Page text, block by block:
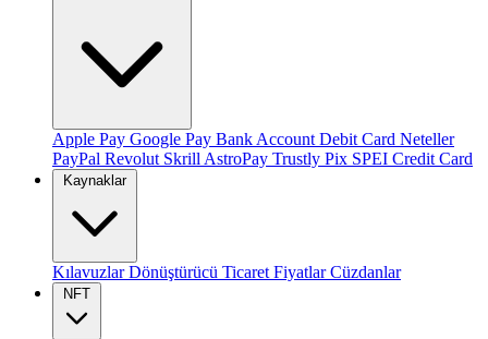
Apple Pay Google Pay Bank Account Debit Card Neteller
PayPal Revolut Skrill AstroPay Trustly Pix SPEI Credit Card
Kaynaklar
KılavuzlarDönüştürücü Ticaret FiyatlarCüzdanlar
NFT